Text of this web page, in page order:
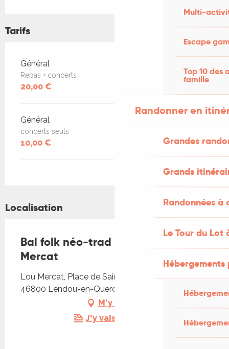
Multi-
Escape
Top 10 des
famille
Randonner en
Grandes
Grands
Randonnées
Le Tour du Lot
Tarifs
Tarifs 2026
Général
Repas + concerts
20,00 €
Général
concerts seuls
10,00 €
Localisation
Bal folk néo-trad au marché Lou
Mercat
Lou Mercat, Place de Saint-Laurent-Lolmie,
46800 Lendou-en-Quercy
M'y rendre
J'y vais en train !